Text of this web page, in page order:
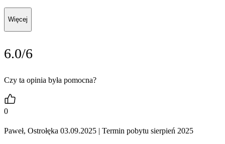
Więcej
6.0/6
Czy ta opinia była pomocna?
0
Paweł, Ostrołęka 03.09.2025 | Termin pobytu sierpień 2025